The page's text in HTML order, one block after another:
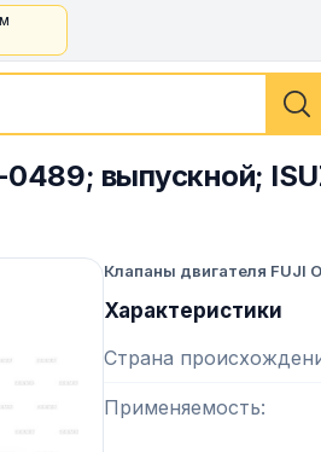
0489; выпускной;
Клапаны двигателя FUJI
Характеристики
Страна
Применяемость